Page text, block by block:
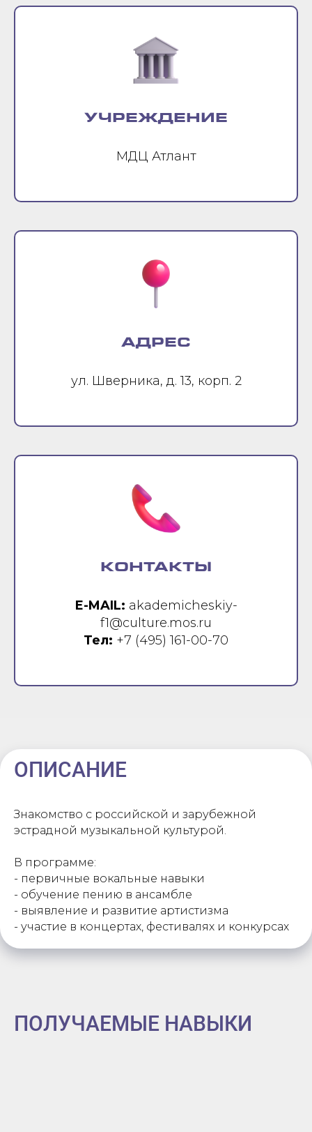
УЧРЕЖДЕНИЕ
МДЦ Атлант
АДРЕС
ул. Шверника, д. 13, корп. 2
КОНТАКТЫ
E-MAIL: akademicheskiy-
f1@culture.mos.ru
Тел: +7 (495) 161-00-70
ОПИСАНИЕ
Знакомство с российской и зарубежной
эстрадной музыкальной культурой.
В программе:
- первичные вокальные навыки
- обучение пению в ансамбле
- выявление и развитие артистизма
- участие в концертах, фестивалях и конкурсах
ПОЛУЧАЕМЫЕ НАВЫКИ